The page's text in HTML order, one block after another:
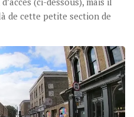
de cette petite section de